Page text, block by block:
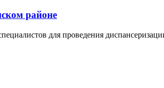
районе
для проведения